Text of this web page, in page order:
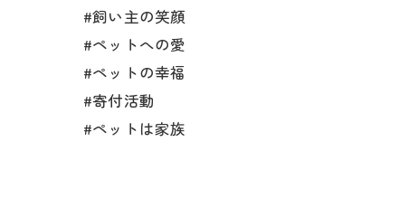
#飼い主の笑顔
#ペットへの愛
#ペットの幸福
#寄付活動
#ペットは家族